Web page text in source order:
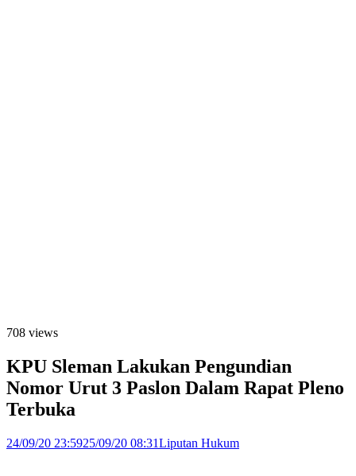
708 views
KPU Sleman Lakukan Pengundian
Nomor Urut 3 Paslon Dalam Rapat Pleno
Terbuka
24/09/20 23:5925/09/20 08:31Liputan Hukum